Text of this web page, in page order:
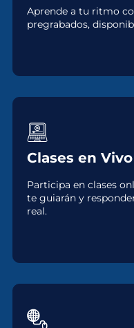
Aprende a tu ritmo
pregrabados,
Clases en Vivo
Participa en clases
te guiarán y
real.